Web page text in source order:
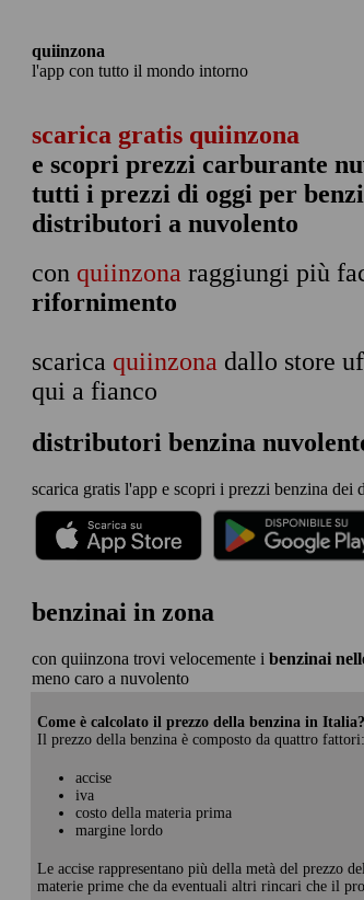
quiinzona
l'app con tutto il mondo intorno
scarica gratis quiinzona
e scopri prezzi carburante
tutti i prezzi di oggi per
distributori a nuvolento
con quiinzona raggiungi più
rifornimento
scarica quiinzona dallo store
qui a fianco
distributori benzina
scarica gratis l'app e scopri i prezzi benzina
benzinai in zona
con quiinzona trovi velocemente i benzinai
meno caro a nuvolento
Come è calcolato il prezzo della benzina in Italia?
Il prezzo della benzina è composto da quattro fattori:
accise
iva
costo della materia prima
margine lordo
Le accise rappresentano più della metà del prezzo
materie prime che da eventuali altri rincari che il